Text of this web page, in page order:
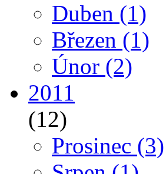
Duben (1)
Březen (1)
Únor (2)
2011
(12)
Prosinec (3)